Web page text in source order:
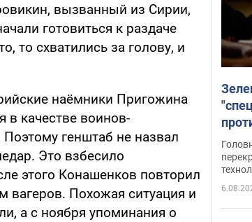
вызванный из Сирии,
готовиться к раздаче
то схватились за голову, и
наёмники Пригожина
в качестве воинов-
генштаб не назвал
Это взбесило
этого Конашенков повторил
вагеров. Похожая ситуация и
а с ноября упоминания о